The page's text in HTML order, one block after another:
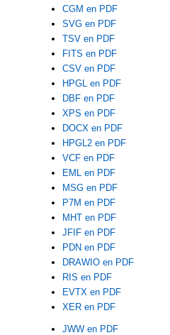
CGM en PDF
SVG en PDF
TSV en PDF
FITS en PDF
CSV en PDF
HPGL en PDF
DBF en PDF
XPS en PDF
DOCX en PDF
HPGL2 en PDF
VCF en PDF
EML en PDF
MSG en PDF
P7M en PDF
MHT en PDF
JFIF en PDF
PDN en PDF
DRAWIO en PDF
RIS en PDF
EVTX en PDF
XER en PDF
JWW en PDF